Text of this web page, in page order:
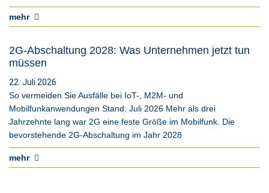
mehr
2G-Abschaltung 2028: Was Unternehmen jetzt tun
müssen
22. Juli 2026
So vermeiden Sie Ausfälle bei IoT-, M2M- und
Mobilfunkanwendungen Stand: Juli 2026 Mehr als drei
Jahrzehnte lang war 2G eine feste Größe im Mobilfunk. Die
bevorstehende 2G-Abschaltung im Jahr 2028
mehr